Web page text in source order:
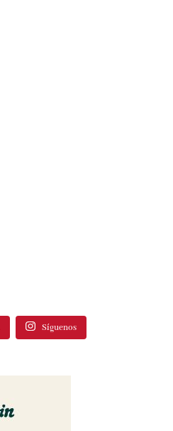
Síguenos